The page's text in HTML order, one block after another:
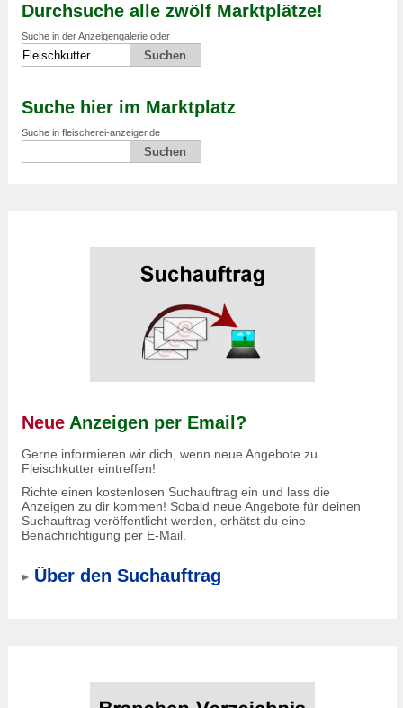
Durchsuche alle zwölf Marktplätze!
Suche in der Anzeigengalerie oder
Suche hier im Marktplatz
Suche in fleischerei-anzeiger.de
Neue Anzeigen per Email?
Gerne informieren wir dich, wenn neue Angebote zu
Fleischkutter eintreffen!
Richte einen kostenlosen Suchauftrag ein und lass die
Anzeigen zu dir kommen! Sobald neue Angebote für deinen
Suchauftrag veröffentlicht werden, erhätst du eine
Benachrichtigung per E-Mail.
Über den Suchauftrag